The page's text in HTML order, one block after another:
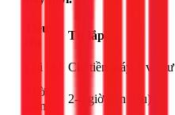
Tiêu
Tự lắp
Chi phí Chỉ tiền máy + vật tư
Thời
gian
2-4 giờ (lần đầu)